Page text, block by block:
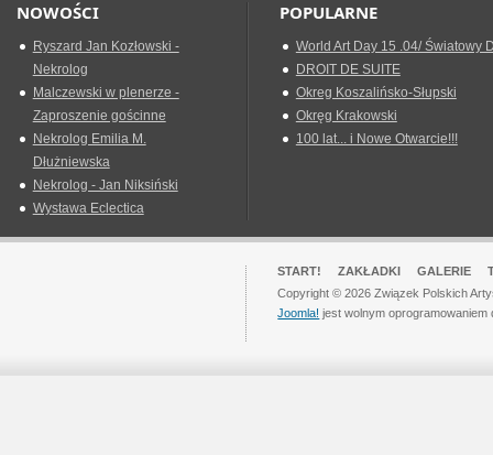
NOWOŚCI
Ryszard Jan Kozłowski -
Nekrolog
Malczewski w plenerze -
Zaproszenie gościnne
Nekrolog Emilia M.
Dłużniewska
Nekrolog - Jan Niksiński
Wystawa Eclectica
POPULARNE
World Art Day 15 .04/ Światowy
DROIT DE SUITE
Okreg Koszalińsko-Słupski
Okręg Krakowski
100 lat... i Nowe Otwarcie!!!
START! ZAKŁADKI GALERIE
Copyright © 2026 Związek Polskich
Joomla! jest wolnym